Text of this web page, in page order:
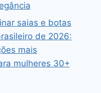
saias e botas
de 2026:
mais
mulheres 30+